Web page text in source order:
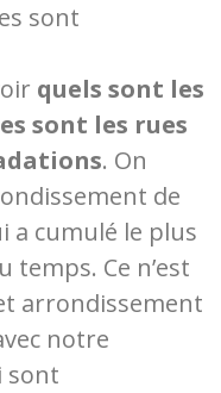
sont
quels sont les
sont les rues
. On
de
a cumulé le plus
temps. Ce n’est
arrondissement
notre
sont